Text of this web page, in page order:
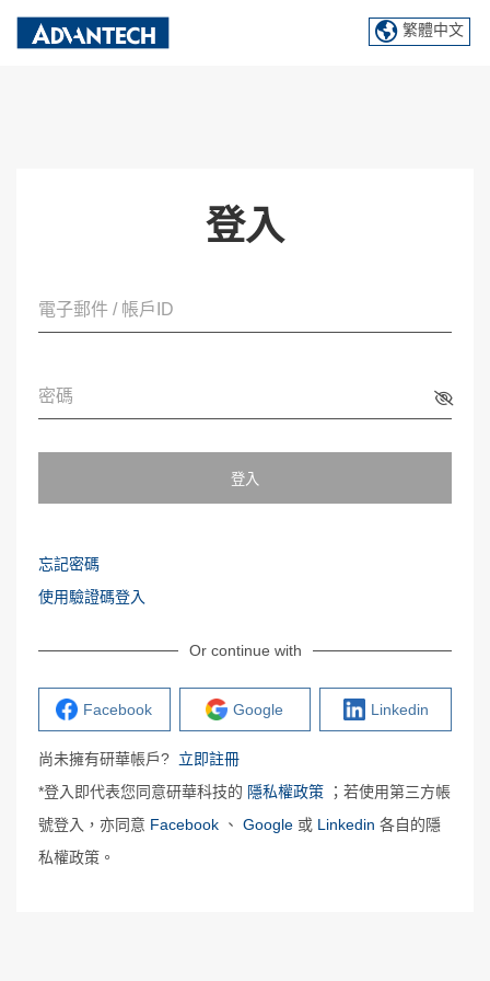
繁體中文
登入
電子郵件 / 帳戶ID
密碼
登入
忘記密碼
使用驗證碼登入
Or continue with
Facebook Google Linkedin
尚未擁有研華帳戶? 立即註冊
*登入即代表您同意研華科技的 隱私權政策 ；若使用第三方帳
號登入，亦同意 Facebook 、 Google 或 Linkedin 各自的隱
私權政策。